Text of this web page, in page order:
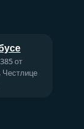
от
Честлице